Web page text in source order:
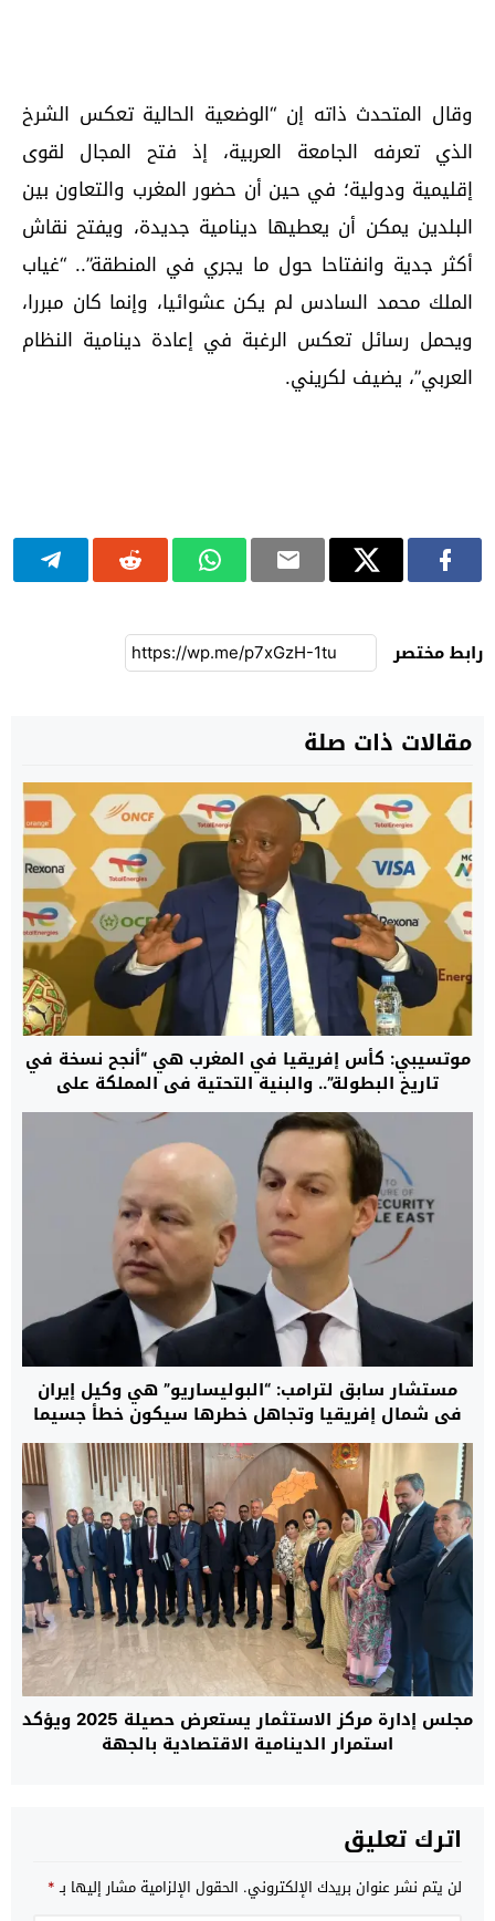
وقال المتحدث ذاته إن “الوضعية الحالية تعكس الشرخ
الذي تعرفه الجامعة العربية، إذ فتح المجال لقوى
إقليمية ودولية؛ في حين أن حضور المغرب والتعاون بين
البلدين يمكن أن يعطيها دينامية جديدة، ويفتح نقاش
أكثر جدية وانفتاحا حول ما يجري في المنطقة”.. “غياب
الملك محمد السادس لم يكن عشوائيا، وإنما كان مبررا،
ويحمل رسائل تعكس الرغبة في إعادة دينامية النظام
العربي”، يضيف لكريني.
رابط مختصر
مقالات ذات صلة
موتسيبي: كأس إفريقيا في المغرب هي “أنجح نسخة في
تاريخ البطولة”.. والبنية التحتية في المملكة على
“مستوى عالمي”
مستشار سابق لترامب: “البوليساريو” هي وكيل إيران
في شمال إفريقيا وتجاهل خطرها سيكون خطأ جسيما
مجلس إدارة مركز الاستثمار يستعرض حصيلة 2025 ويؤكد
استمرار الدينامية الاقتصادية بالجهة
اترك تعليق
لن يتم نشر عنوان بريدك الإلكتروني. الحقول الإلزامية مشار إليها بـ*